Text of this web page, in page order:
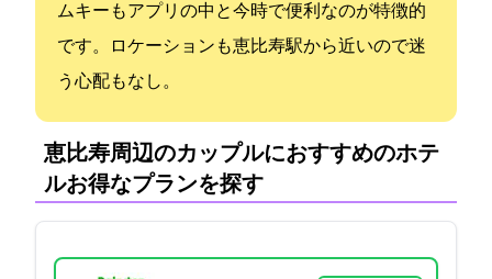
ムキーもアプリの中と今時で便利なのが特徴的
です。ロケーションも恵比寿駅から近いので迷
う心配もなし。
恵比寿周辺のカップルにおすすめのホテ
ル:お得なプランを探す